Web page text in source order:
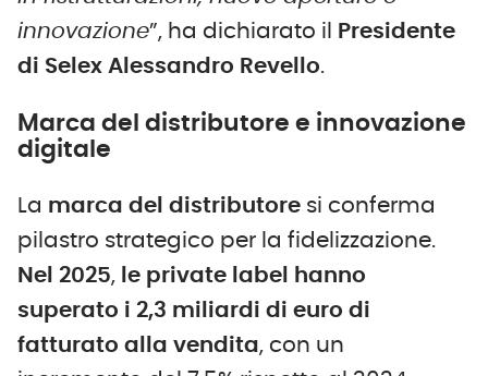
innovazione”, ha dichiarato il
Presidente
di Selex Alessandro Revello.
Marca del distributore e innovazione
digitale
La marca del distributore si conferma
pilastro strategico per la fidelizzazione.
Nel 2025, le private label hanno
superato i 2,3 miliardi di euro di
fatturato alla vendita, con un